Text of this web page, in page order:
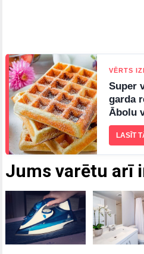
Jums varētu arī
VĒRTS
Super
garda
Ābolu
LASĪT